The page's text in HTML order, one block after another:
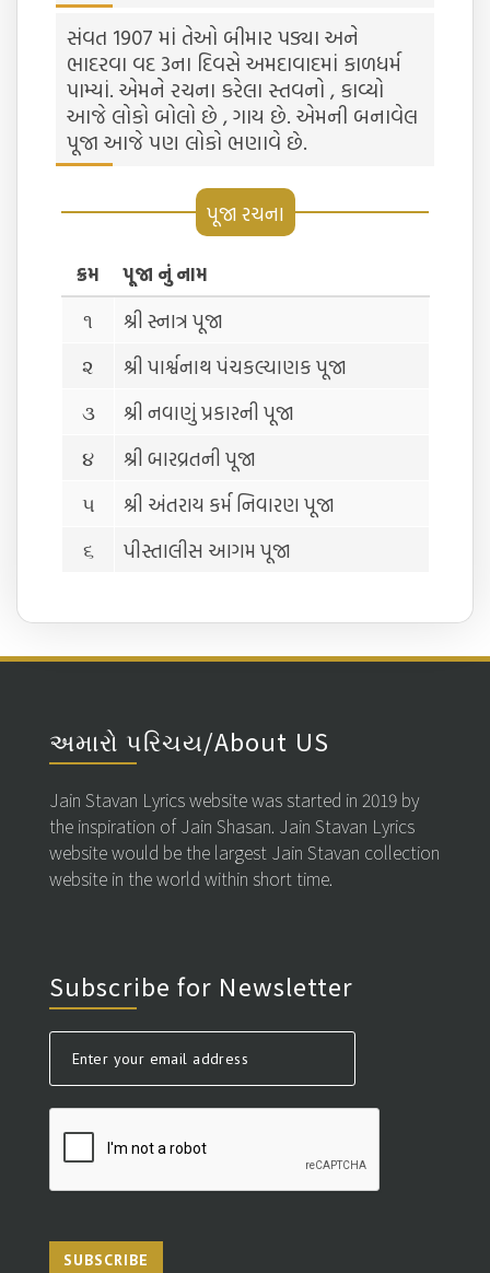
સંવત 1907 માં તેઓ બીમાર પડ્યા અને
ભાદરવા વદ 3ના દિવસે અમદાવાદમાં કાળધર્મ
પામ્યાં. એમને રચના કરેલા સ્તવનો , કાવ્યો
આજે લોકો બોલો છે , ગાય છે. એમની બનાવેલ
પૂજા આજે પણ લોકો ભણાવે છે.
પૂજા રચના
ક્રમ પૂજા નું નામ
૧
શ્રી સ્નાત્ર પૂજા
૨
શ્રી પાર્શ્વનાથ પંચકલ્યાણક પૂજા
૩
શ્રી નવાણું પ્રકારની પૂજા
૪
શ્રી બારવ્રતની પૂજા
૫
શ્રી અંતરાય કર્મ નિવારણ પૂજા
૬
પીસ્તાલીસ આગમ પૂજા
અમારો પરિચય/About US
Jain Stavan Lyrics website was started in 2019 by
the inspiration of Jain Shasan. Jain Stavan Lyrics
website would be the largest Jain Stavan collection
website in the world within short time.
Subscribe for Newsletter
SUBSCRIBE